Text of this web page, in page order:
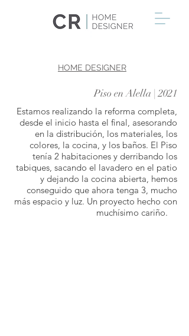
HOME DESIGNER
Piso en Alella | 2021
Estamos realizando la reforma completa,
desde el inicio hasta el final, asesorando
en la distribución, los materiales, los
colores, la cocina, y los baños. El Piso
tenía 2 habitaciones y derribando los
tabiques, sacando el lavadero en el patio
y dejando la cocina abierta, hemos
conseguido que ahora tenga 3, mucho
más espacio y luz. Un proyecto hecho con
muchísimo cariño.